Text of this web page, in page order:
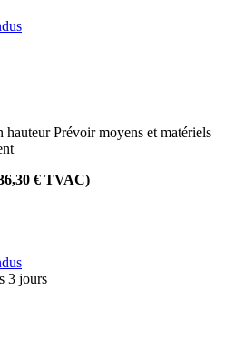
hauteur Prévoir moyens et matériels
€ TVAC)
3 jours